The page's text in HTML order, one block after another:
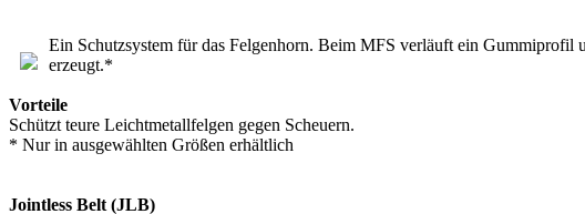
Ein Schutzsystem für das Felgenhorn. Beim MFS verläuft ein Gummiprofil
erzeugt.*
Vorteile
Schützt teure Leichtmetallfelgen gegen Scheuern.
* Nur in ausgewählten Größen erhältlich
Jointless Belt (JLB)